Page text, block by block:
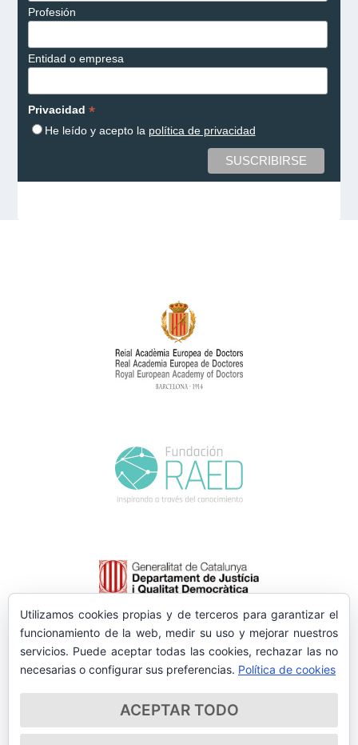
Profesión
Entidad o empresa
Privacidad *
He leído y acepto la política de privacidad
Utilizamos cookies propias y de terceros para garantizar el
funcionamiento de la web, medir su uso y mejorar nuestros
servicios. Puede aceptar todas las cookies, rechazar las no
necesarias o configurar sus preferencias. Política de cookies
ACEPTAR TODO